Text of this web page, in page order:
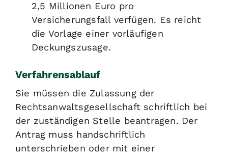
2,5 Millionen Euro pro
Versicherungsfall verfügen. Es reicht
die Vorlage einer vorläufigen
Deckungszusage.
Verfahrensablauf
Sie müssen die Zulassung der
Rechtsanwaltsgesellschaft schriftlich bei
der zuständigen Stelle beantragen. Der
Antrag muss handschriftlich
unterschrieben oder mit einer